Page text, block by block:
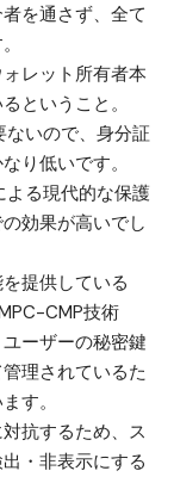
を通さず、全て
レット所有者本
ということ。
いので、身分証
り低いです。
よる現代的な保護
効果が高いでし
提供している
CMP技術
ーザーの秘密鍵
理されているた
す。
抗するため、ス
・非表示にする